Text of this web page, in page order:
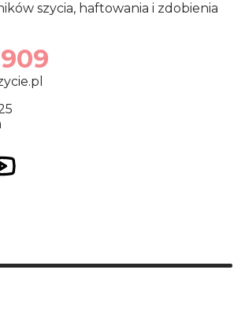
szycia, haftowania i zdobienia